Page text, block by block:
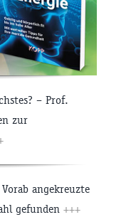
– Prof.
zur
angekreuzte
gefunden +++